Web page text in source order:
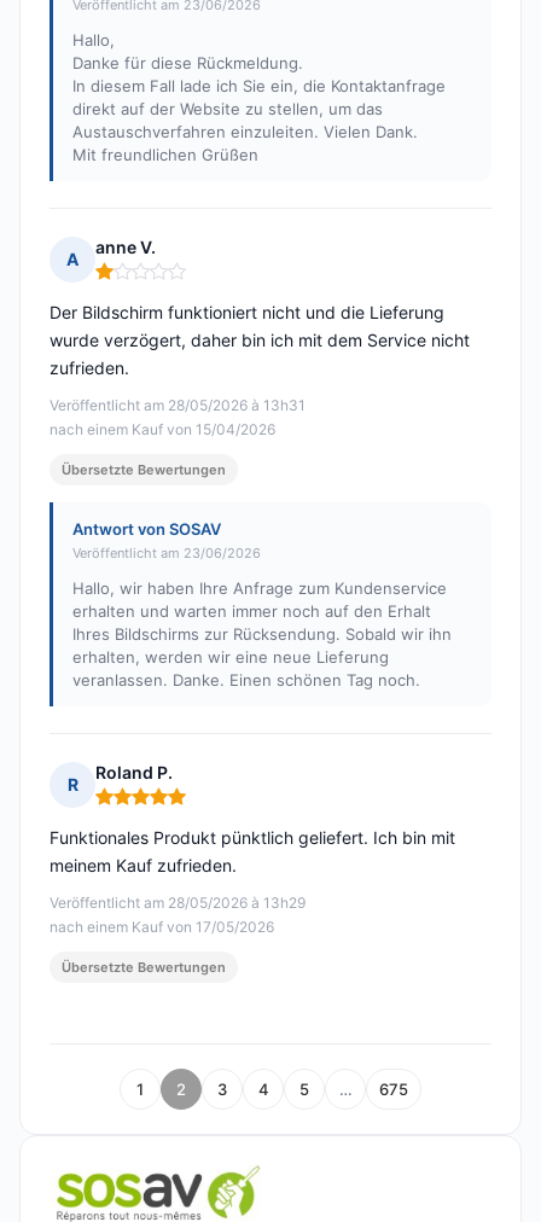
Veröffentlicht am 23/06/2026
Hallo,
Danke für diese Rückmeldung.
In diesem Fall lade ich Sie ein, die Kontaktanfrage
direkt auf der Website zu stellen, um das
Austauschverfahren einzuleiten. Vielen Dank.
Mit freundlichen Grüßen
A
anne V.
Hinweis: 1 von 5
Veröffentlicht am 28/05/2026 à 13h31
nach einem Kauf von 15/04/2026
Der Bildschirm funktioniert nicht und die Lieferung
wurde verzögert, daher bin ich mit dem Service nicht
zufrieden.
Übersetzte Bewertungen
Antwort von SOSAV
Veröffentlicht am 23/06/2026
Hallo, wir haben Ihre Anfrage zum Kundenservice
erhalten und warten immer noch auf den Erhalt
Ihres Bildschirms zur Rücksendung. Sobald wir ihn
erhalten, werden wir eine neue Lieferung
veranlassen. Danke. Einen schönen Tag noch.
R
Roland P.
Hinweis: 5 von 5
Veröffentlicht am 28/05/2026 à 13h29
nach einem Kauf von 17/05/2026
Funktionales Produkt pünktlich geliefert. Ich bin mit
meinem Kauf zufrieden.
Übersetzte Bewertungen
1 2 3 4 5 … 675